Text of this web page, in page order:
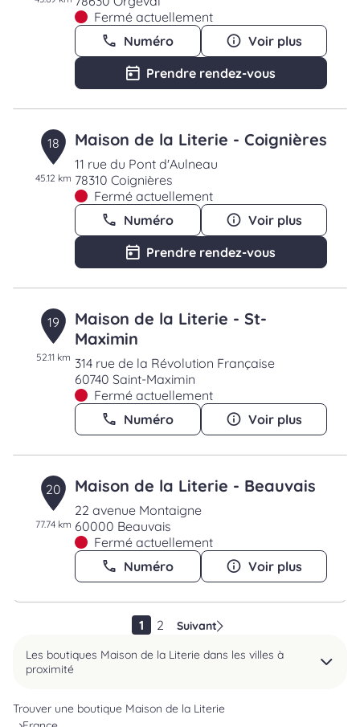
Fermé actuellement
Numéro
Voir plus
Prendre rendez-vous
18
45.12 km
Maison de la Literie - Coignières
11 rue du Pont d'Aulneau
78310 Coignières
Fermé actuellement
Numéro
Voir plus
Prendre rendez-vous
19
52.11 km
Maison de la Literie - St-
Maximin
314 rue de la Révolution Française
60740 Saint-Maximin
Fermé actuellement
Numéro
Voir plus
20
77.74 km
Maison de la Literie - Beauvais
22 avenue Montaigne
60000 Beauvais
Fermé actuellement
Numéro
Voir plus
1 2
Suivant
Les boutiques Maison de la Literie dans les villes à
proximité
Trouver une boutique Maison de la Literie